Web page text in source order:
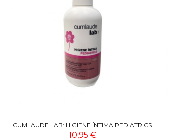
CUMLAUDE LAB: HIGIENE ÍNTIMA PEDIATRICS
250 ML
10,95 €